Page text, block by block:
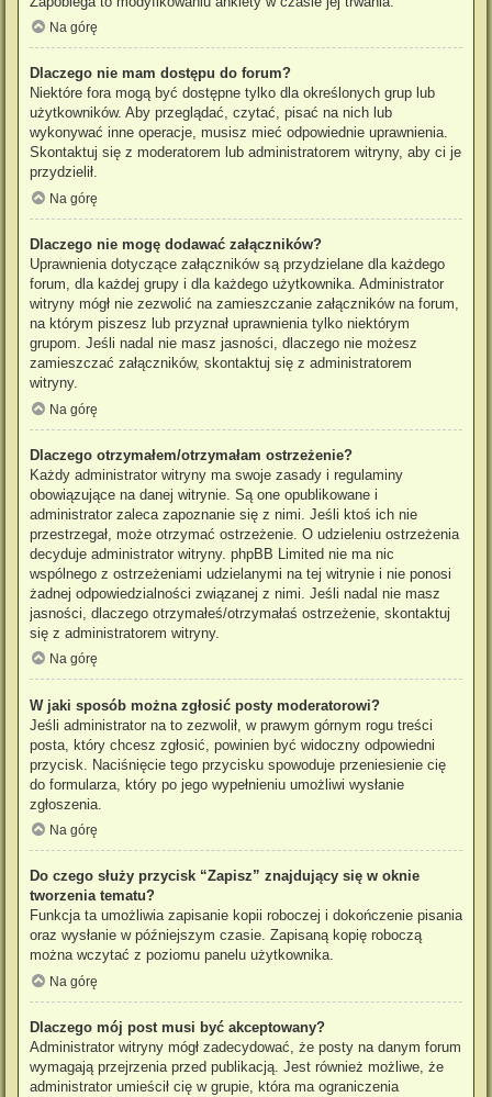
Na górę
Dlaczego nie mam dostępu do forum?
Niektóre fora mogą być dostępne tylko dla określonych grup lub
użytkowników. Aby przeglądać, czytać, pisać na nich lub
wykonywać inne operacje, musisz mieć odpowiednie uprawnienia.
Skontaktuj się z moderatorem lub administratorem witryny, aby ci je
przydzielił.
Na górę
Dlaczego nie mogę dodawać załączników?
Uprawnienia dotyczące załączników są przydzielane dla każdego
forum, dla każdej grupy i dla każdego użytkownika. Administrator
witryny mógł nie zezwolić na zamieszczanie załączników na forum,
na którym piszesz lub przyznał uprawnienia tylko niektórym
grupom. Jeśli nadal nie masz jasności, dlaczego nie możesz
zamieszczać załączników, skontaktuj się z administratorem
witryny.
Na górę
Dlaczego otrzymałem/otrzymałam ostrzeżenie?
Każdy administrator witryny ma swoje zasady i regulaminy
obowiązujące na danej witrynie. Są one opublikowane i
administrator zaleca zapoznanie się z nimi. Jeśli ktoś ich nie
przestrzegał, może otrzymać ostrzeżenie. O udzieleniu ostrzeżenia
decyduje administrator witryny. phpBB Limited nie ma nic
wspólnego z ostrzeżeniami udzielanymi na tej witrynie i nie ponosi
żadnej odpowiedzialności związanej z nimi. Jeśli nadal nie masz
jasności, dlaczego otrzymałeś/otrzymałaś ostrzeżenie, skontaktuj
się z administratorem witryny.
Na górę
W jaki sposób można zgłosić posty moderatorowi?
Jeśli administrator na to zezwolił, w prawym górnym rogu treści
posta, który chcesz zgłosić, powinien być widoczny odpowiedni
przycisk. Naciśnięcie tego przycisku spowoduje przeniesienie cię
do formularza, który po jego wypełnieniu umożliwi wysłanie
zgłoszenia.
Na górę
Do czego służy przycisk “Zapisz” znajdujący się w oknie
tworzenia tematu?
Funkcja ta umożliwia zapisanie kopii roboczej i dokończenie pisania
oraz wysłanie w późniejszym czasie. Zapisaną kopię roboczą
można wczytać z poziomu panelu użytkownika.
Na górę
Dlaczego mój post musi być akceptowany?
Administrator witryny mógł zadecydować, że posty na danym forum
wymagają przejrzenia przed publikacją. Jest również możliwe, że
administrator umieścił cię w grupie, która ma ograniczenia